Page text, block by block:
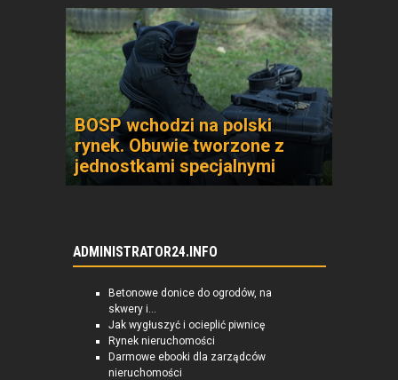
BOSP wchodzi na polski
rynek. Obuwie tworzone z
jednostkami specjalnymi
ADMINISTRATOR24.INFO
Betonowe donice do ogrodów, na
skwery i...
Jak wygłuszyć i ocieplić piwnicę
Rynek nieruchomości
Darmowe ebooki dla zarządców
nieruchomości